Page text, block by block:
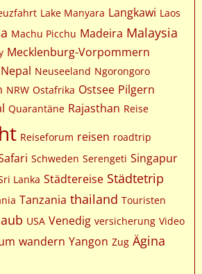
Lake Manyara Langkawi Laos
Machu Picchu Madeira Malaysia
Mecklenburg-Vorpommern
Nepal Neuseeland Ngorongoro
NRW Ostafrika Ostsee Pilgern
Quarantäne Rajasthan Reise
Reiseforum reisen roadtrip
Schweden Serengeti Singapur
Lanka Städtereise Städtetrip
Tanzania thailand Touristen
USA Venedig versicherung Video
wandern Yangon Zug Ägina